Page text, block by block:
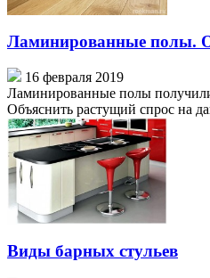
Ламинированные полы.
16 февраля 2019
Ламинированные полы
Объяснить растущий спрос на
Виды барных стульев